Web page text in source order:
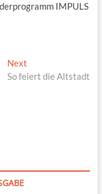
IMPULS
Next
post:
So feiert die Altstadt